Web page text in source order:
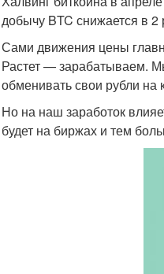
добычу BTC снижается в 2
Сами движения цены
Растет — зарабатываем.
обменивать свои рубли на
Но на наш заработок
будет на биржах и тем